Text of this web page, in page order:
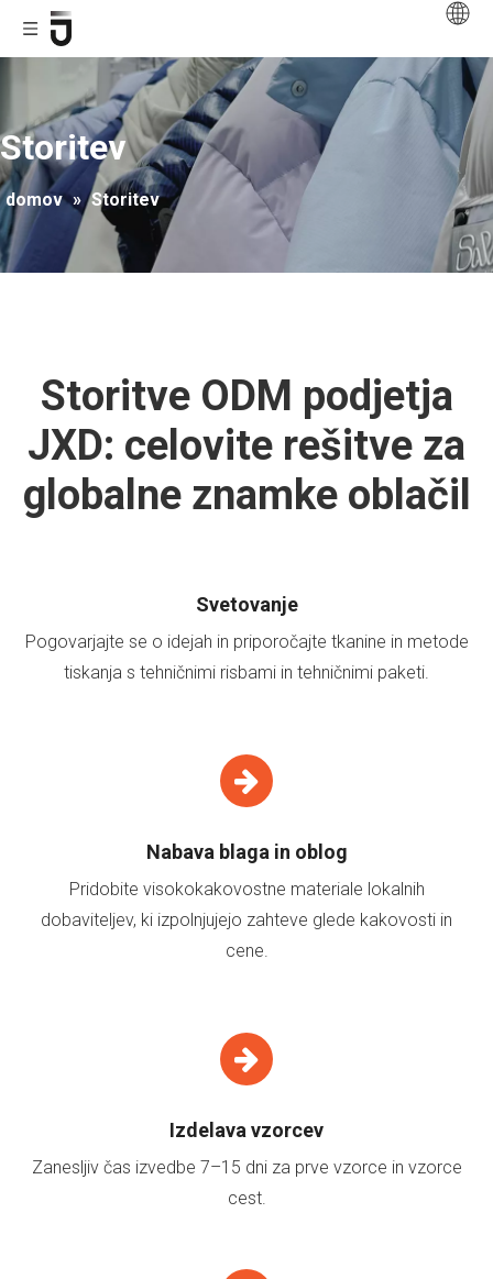
Storitev
domov » Storitev
Storitve ODM podjetja
JXD: celovite rešitve za
globalne znamke oblačil
Svetovanje
Pogovarjajte se o idejah in priporočajte tkanine in metode
tiskanja s tehničnimi risbami in tehničnimi paketi.
Nabava blaga in oblog
Pridobite visokokakovostne materiale lokalnih
dobaviteljev, ki izpolnjujejo zahteve glede kakovosti in
cene.
Izdelava vzorcev
Zanesljiv čas izvedbe 7–15 dni za prve vzorce in vzorce
cest.